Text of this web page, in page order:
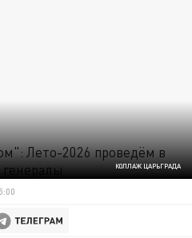
КОЛЛАЖ ЦАРЬГРАДА